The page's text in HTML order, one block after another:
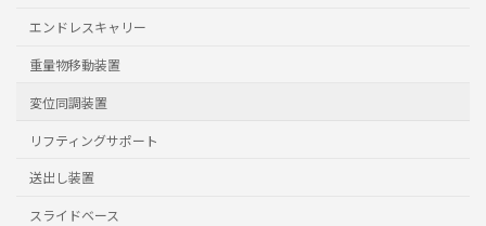
エンドレスキャリー
重量物移動装置
変位同調装置
リフティングサポート
送出し装置
スライドベース